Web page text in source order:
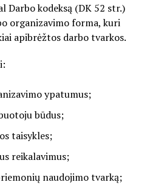
Darbo kodeksą (DK 52 str.)
organizavimo forma, kuri
apibrėžtos darbo tvarkos.
ypatumus;
būdus;
taisykles;
reikalavimus;
naudojimo tvarką;